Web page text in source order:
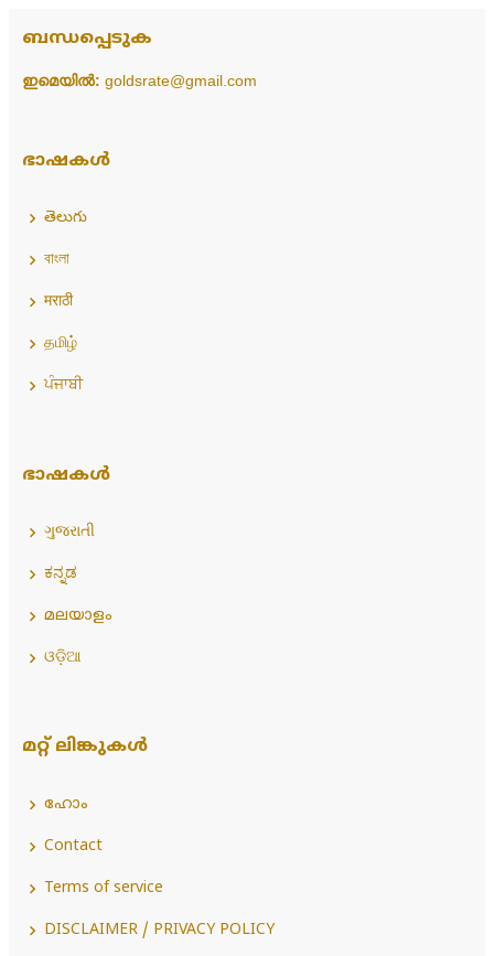
ബന്ധപ്പെടുക
ഇമെയിൽ: goldsrate@gmail.com
ഭാഷകൾ
తెలుగు
বাংলা
मराठी
தமிழ்
ਪੰਜਾਬੀ
ഭാഷകൾ
ગુજરાતી
ಕನ್ನಡ
മലയാളം
ଓଡ଼ିଆ
മറ്റ് ലിങ്കുകൾ
ഹോം
Contact
Terms of service
DISCLAIMER / PRIVACY POLICY